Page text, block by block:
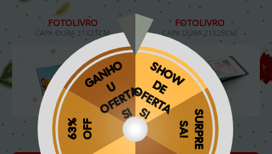
FOTOLIVRO
CAPA DURA 21X21CM
R$ 119,90
R$ 54,90
FOTOLIVRO
CAPA DURA 21X28CM
R$ 139,90
R$ 59,90